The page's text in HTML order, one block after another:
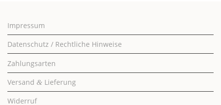
Impressum
Datenschutz / Rechtliche Hinweise
Zahlungsarten
Versand & Lieferung
Widerruf